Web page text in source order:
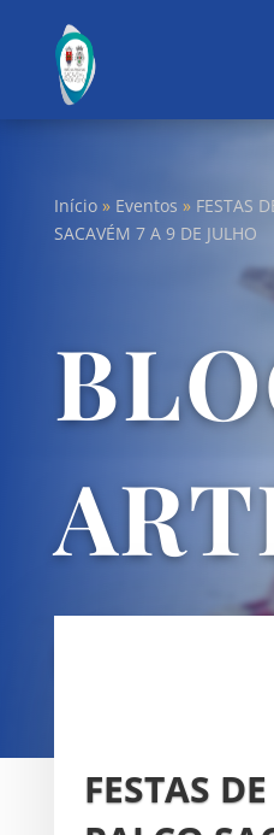
Início» Eventos » FESTAS
SACAVÉM 7 A 9 DE JULHO
OS
FESTAS